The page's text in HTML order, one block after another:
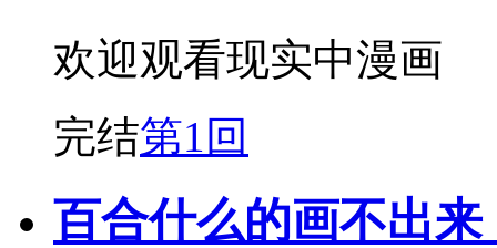
欢迎观看现实中漫画
完结第1回
百合什么的画不出来